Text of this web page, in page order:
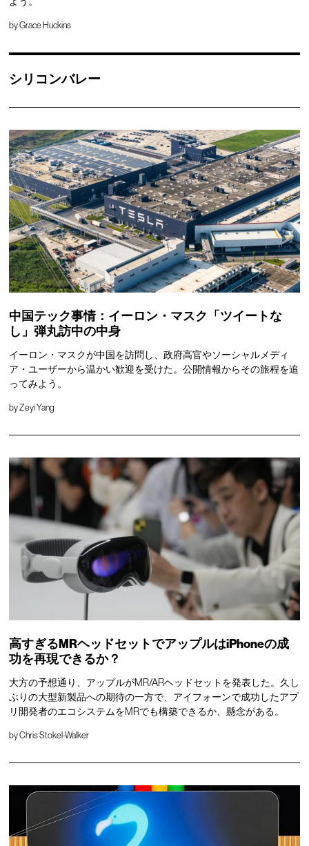
byGrace Huckins
シリコンバレー
中国テック事情：イーロン・マスク「ツイートな
し」弾丸訪中の中身
イーロン・マスクが中国を訪問し、政府高官やソーシャルメディ
ア・ユーザーから温かい歓迎を受けた。公開情報からその旅程を追
ってみよう。
byZeyi Yang
高すぎるMRヘッドセットでアップルはiPhoneの成
功を再現できるか？
大方の予想通り、アップルがMR/ARヘッドセットを発表した。久し
ぶりの大型新製品への期待の一方で、アイフォーンで成功したアプ
リ開発者のエコシステムをMRでも構築できるか、懸念がある。
byChris Stokel-Walker